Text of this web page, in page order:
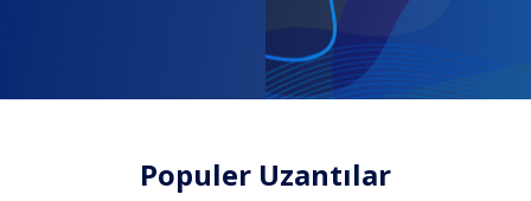
Populer Uzantılar